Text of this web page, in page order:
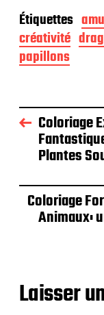
Étiquettes
créativité
papillons
Coloriage
Plantes
Coloriage
Animaux:
Laisser